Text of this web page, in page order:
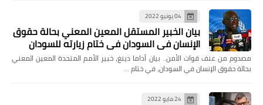
04 يونيو 2022
بيان الخبير المستقل المعين المعني بحالة حقوق
الإنسان في السودان في ختام زيارته للسودان
مصدوم من عنف قوات الأمن.. بيان أداما دينغ، خبير الأمم المتحدة المعين المعني
بحالة حقوق الإنسان في السودان، في ختام …
24 مايو 2022